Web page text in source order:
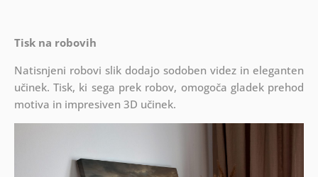
Tisk na robovih
Natisnjeni robovi slik dodajo sodoben videz in eleganten
učinek. Tisk, ki sega prek robov, omogoča gladek prehod
motiva in impresiven 3D učinek.